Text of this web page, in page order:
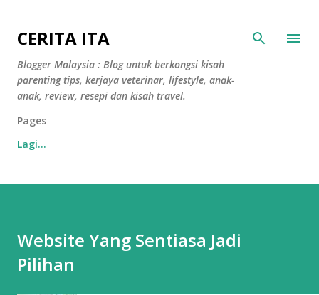
CERITA ITA
Blogger Malaysia : Blog untuk berkongsi kisah
parenting tips, kerjaya veterinar, lifestyle, anak-
anak, review, resepi dan kisah travel.
Pages
Lagi…
Website Yang Sentiasa Jadi
Pilihan